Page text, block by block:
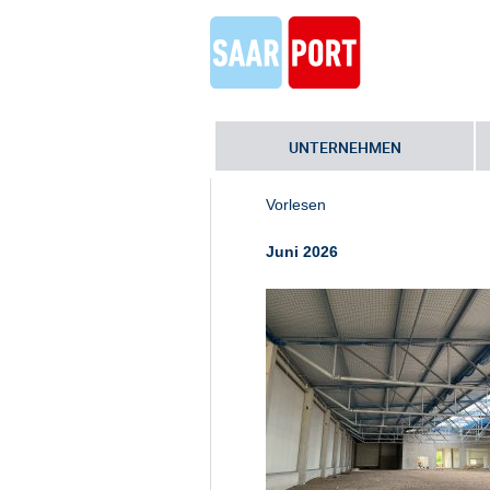
UNTERNEHMEN
Home » Neubau der
Vorlesen
Juni 2026